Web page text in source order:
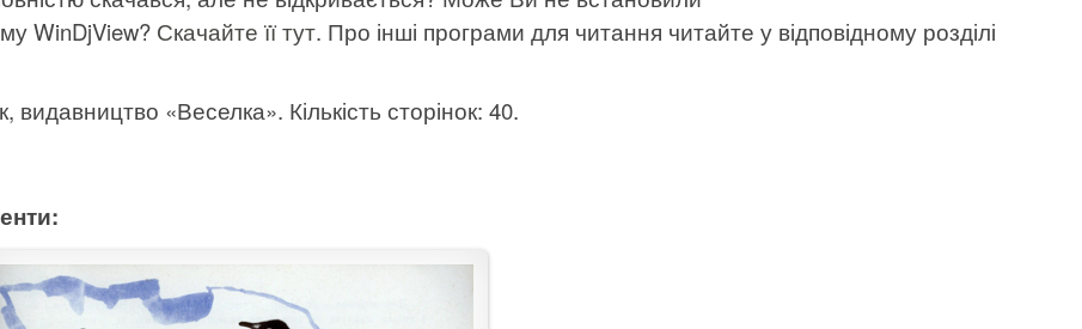
WinDjView? Скачайте її тут. Про інші програми для читання читайте у відповідному розділі
видавництво «Веселка». Кількість сторінок: 40.